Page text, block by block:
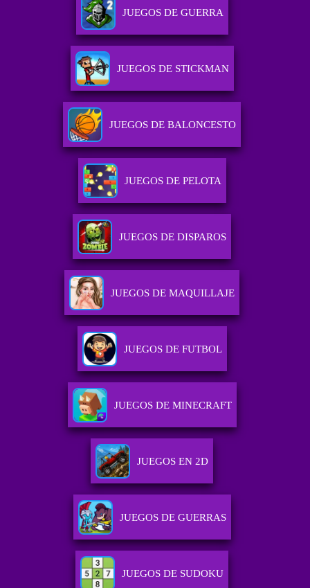
JUEGOS DE GUERRA
JUEGOS DE STICKMAN
JUEGOS DE BALONCESTO
JUEGOS DE PELOTA
JUEGOS DE DISPAROS
JUEGOS DE MAQUILLAJE
JUEGOS DE FUTBOL
JUEGOS DE MINECRAFT
JUEGOS EN 2D
JUEGOS DE GUERRAS
JUEGOS DE SUDOKU